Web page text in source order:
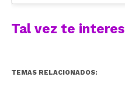
Tal vez te
TEMAS RELACIONADOS: